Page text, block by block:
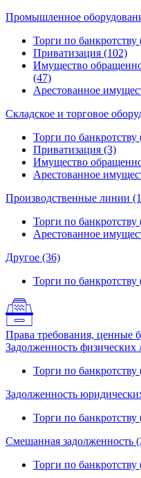
Промышленное
Торги по банкротству
Приватизация (102)
Имущество
(47)
Арестованное
Складское и торговое
Торги по банкротству
Приватизация (3)
Имущество
Арестованное
Производственные линии
Торги по банкротству
Арестованное
Другое (36)
Торги по банкротству
Права требования, ценные
Задолженность физических
Торги по банкротству
Задолженность
Торги по банкротству
Смешанная задолженность
Торги по банкротству